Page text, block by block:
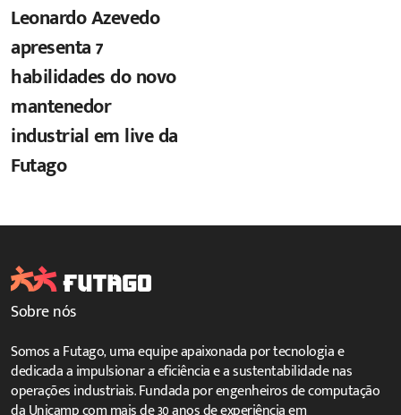
Leonardo Azevedo
apresenta 7
habilidades do novo
mantenedor
industrial em live da
Futago
Sobre nós
Somos a Futago, uma equipe apaixonada por tecnologia e
dedicada a impulsionar a eficiência e a sustentabilidade nas
operações industriais. Fundada por engenheiros de computação